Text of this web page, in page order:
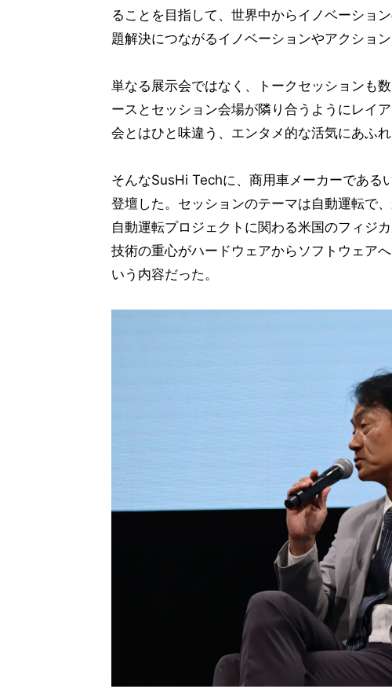
ることを目指して、世界中からイノベーショ
題解決につながるイノベーションやアクション
単なる展示会ではなく、トークセッションも
ースとセッション会場が隣り合うようにレイ
会とはひと味違う、エンタメ的な活気にあふ
そんなSusHi Techに、商用車メーカーである
登壇した。セッションのテーマは自動運転で
自動運転プロジェクトに関わる米国のフィジ
技術の重心がハードウェアからソフトウェア
いう内容だった。